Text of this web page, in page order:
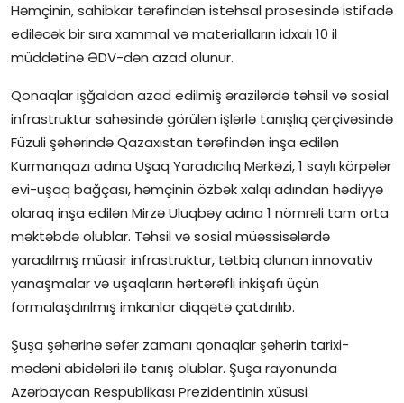
Həmçinin, sahibkar tərəfindən istehsal prosesində istifadə
ediləcək bir sıra xammal və materialların idxalı 10 il
müddətinə ƏDV-dən azad olunur.
Qonaqlar işğaldan azad edilmiş ərazilərdə təhsil və sosial
infrastruktur sahəsində görülən işlərlə tanışlıq çərçivəsində
Füzuli şəhərində Qazaxıstan tərəfindən inşa edilən
Kurmanqazı adına Uşaq Yaradıcılıq Mərkəzi, 1 saylı körpələr
evi-uşaq bağçası, həmçinin özbək xalqı adından hədiyyə
olaraq inşa edilən Mirzə Uluqbəy adına 1 nömrəli tam orta
məktəbdə olublar. Təhsil və sosial müəssisələrdə
yaradılmış müasir infrastruktur, tətbiq olunan innovativ
yanaşmalar və uşaqların hərtərəfli inkişafı üçün
formalaşdırılmış imkanlar diqqətə çatdırılıb.
Şuşa şəhərinə səfər zamanı qonaqlar şəhərin tarixi-
mədəni abidələri ilə tanış olublar. Şuşa rayonunda
Azərbaycan Respublikası Prezidentinin xüsusi